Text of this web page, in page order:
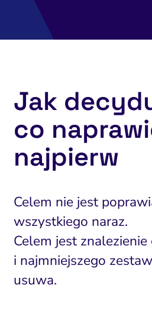
Jak
co
najpierw
Celem nie jest
wszystkiego naraz.
Celem jest
i najmniejszego
usuwa.